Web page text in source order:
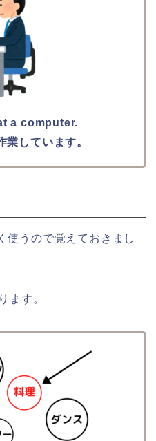
a computer.
業しています。
使うので覚えておきまし
ます。